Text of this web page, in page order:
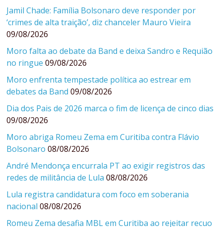
Jamil Chade: Família Bolsonaro deve responder por
‘crimes de alta traição’, diz chanceler Mauro Vieira
09/08/2026
Moro falta ao debate da Band e deixa Sandro e Requião
no ringue 09/08/2026
Moro enfrenta tempestade política ao estrear em
debates da Band 09/08/2026
Dia dos Pais de 2026 marca o fim de licença de cinco dias
09/08/2026
Moro abriga Romeu Zema em Curitiba contra Flávio
Bolsonaro 08/08/2026
André Mendonça encurrala PT ao exigir registros das
redes de militância de Lula 08/08/2026
Lula registra candidatura com foco em soberania
nacional 08/08/2026
Romeu Zema desafia MBL em Curitiba ao rejeitar recuo